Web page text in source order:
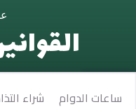
ساعات الدوام شراء